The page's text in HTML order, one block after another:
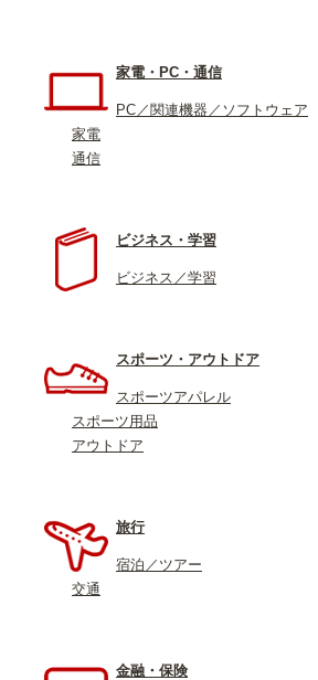
家電・PC・通信
PC／関連機器／ソフトウェア
家電
通信
ビジネス・学習
ビジネス／学習
スポーツ・アウトドア
スポーツアパレル
スポーツ用品
アウトドア
旅行
宿泊／ツアー
交通
金融・保険